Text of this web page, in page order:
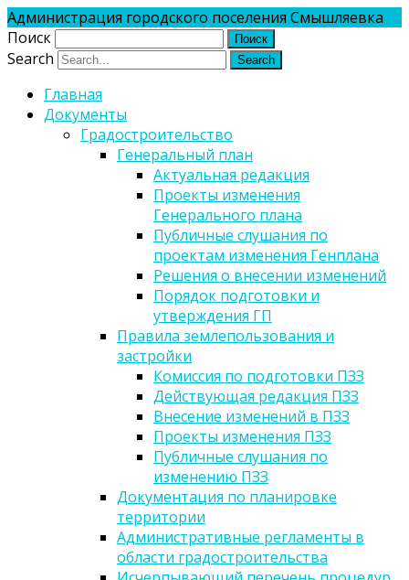
Администрация городского поселения Смышляевка
Поиск
Search
Главная
Документы
Градостроительство
Генеральный план
Актуальная редакция
Проекты изменения
Генерального плана
Публичные слушания по
проектам изменения Генплана
Решения о внесении изменений
Порядок подготовки и
утверждения ГП
Правила землепользования и
застройки
Комиссия по подготовки ПЗЗ
Действующая редакция ПЗЗ
Внесение изменений в ПЗЗ
Проекты изменения ПЗЗ
Публичные слушания по
изменению ПЗЗ
Документация по планировке
территории
Административные регламенты в
области градостроительства